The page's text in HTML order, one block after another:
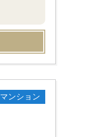
マンション